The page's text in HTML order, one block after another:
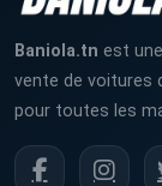
✅ Sieges arrières
✅ Volume du
✅ Double des clés
Baniola.tn est
vente de voitures
pour toutes les